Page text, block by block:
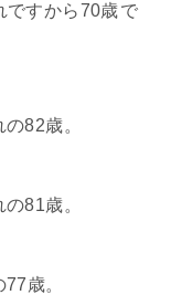
ですから70歳で
82歳。
81歳。
歳。